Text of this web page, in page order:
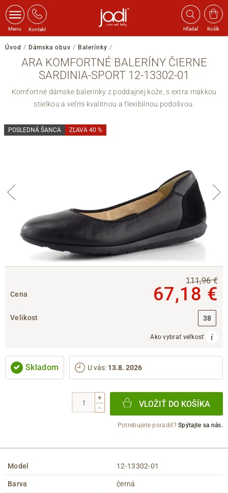
Menu Kontakt Hľadať Košík
Úvod / Dámska obuv / Balerínky /
ARA KOMFORTNÉ BALERÍNY ČIERNE
SARDINIA-SPORT 12-13302-01
Komfortné dámske balerínky z poddajnej kože, s extra mäkkou
stielkou a veľmi kvalitnou a flexibilnou podošvou.
POSLEDNÁ ŠANCA ZĽAVA 40 %
Cena
111,96 €
67,18 €
Velikost 38
Ako vybrať veľkosť
Skladom U vás: 13.8. 2026
+
-
VLOŽIŤ DO KOŠÍKA
Potrebujete poradiť?Spýtajte sa nás.
Model 12-13302-01
Barva černá